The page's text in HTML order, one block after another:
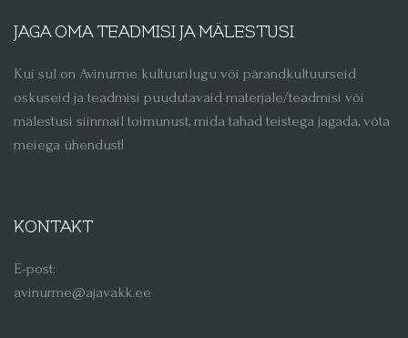
JAGA OMA TEADMISI JA MÄLESTUSI
Kui sul on Avinurme kultuurilugu või pärandkultuurseid
oskuseid ja teadmisi puudutavaid materjale/teadmisi või
mälestusi siinmail toimunust, mida tahad teistega jagada, võta
meiega ühendust!
KONTAKT
E-post:
avinurme@ajavakk.ee